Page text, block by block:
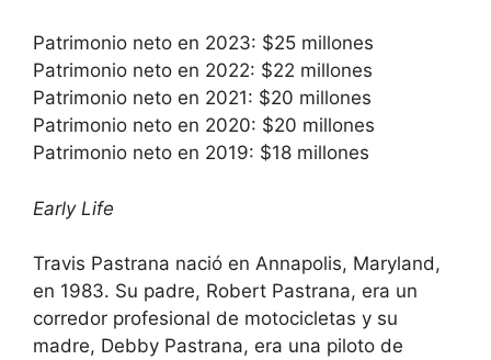
Patrimonio neto en 2023: $25 millones
Patrimonio neto en 2022: $22 millones
Patrimonio neto en 2021: $20 millones
Patrimonio neto en 2020: $20 millones
Patrimonio neto en 2019: $18 millones
Early Life
Travis Pastrana nació en Annapolis, Maryland,
en 1983. Su padre, Robert Pastrana, era un
corredor profesional de motocicletas y su
madre, Debby Pastrana, era una piloto de